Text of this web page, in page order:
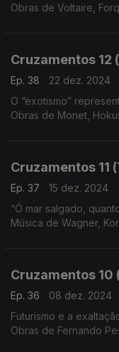
Obras de Voltaire,
Cruzamentos 12
Ep. 38
22 dez. 2024
O “exotismo”
Obras de Monet,
Cruzamentos 11
Ep. 37
15 dez. 2024
“Ó mar salgado,
Música de Wagner,
Cruzamentos 10
Ep. 36
08 dez. 2024
Futurismo e a
Obras de Fernando